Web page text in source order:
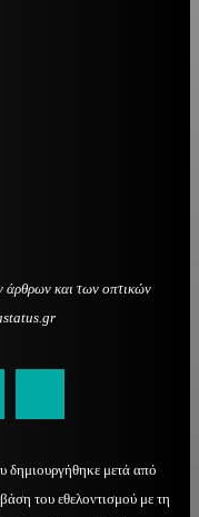
άρθρων και των οπτικών
δημιουργήθηκε μετά από
του εθελοντισμού με τη